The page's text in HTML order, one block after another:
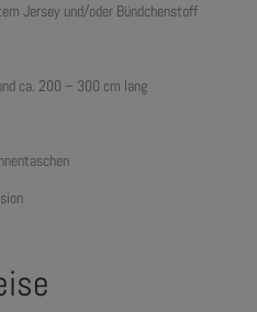
Jersey und/oder Bündchenstoff
ca. 200 – 300 cm lang